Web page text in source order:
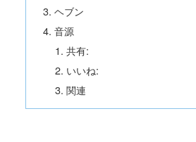
ヘブン
音源
共有:
いいね:
関連